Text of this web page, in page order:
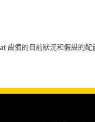
備的目前狀況和假設的配